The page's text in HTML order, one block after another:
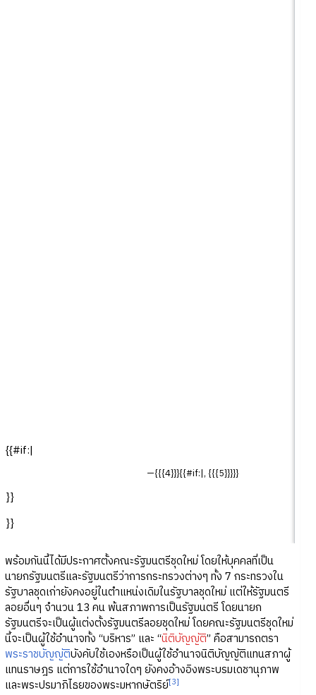
{{#if:|
—{{{4}}}{{#if:|, {{{5}}}}}
}}
}}
พร้อมกันนี้ได้มีประกาศตั้งคณะรัฐมนตรีชุดใหม่ โดยให้บุคคลที่เป็น
นายกรัฐมนตรีและรัฐมนตรีว่าการกระทรวงต่างๆ ทั้ง 7 กระทรวงใน
รัฐบาลชุดเก่ายังคงอยู่ในตำแหน่งเดิมในรัฐบาลชุดใหม่ แต่ให้รัฐมนตรี
ลอยอื่นๆ จำนวน 13 คน พ้นสภาพการเป็นรัฐมนตรี โดยนายก
รัฐมนตรีจะเป็นผู้แต่งตั้งรัฐมนตรีลอยชุดใหม่ โดยคณะรัฐมนตรีชุดใหม่
นี้จะเป็นผู้ใช้อำนาจทั้ง “บริหาร” และ “นิติบัญญัติ” คือสามารถตรา
พระราชบัญญัติบังคับใช้เองหรือเป็นผู้ใช้อำนาจนิติบัญญัติแทนสภาผู้
แทนราษฎร แต่การใช้อำนาจใดๆ ยังคงอ้างอิงพระบรมเดชานุภาพ
และพระปรมาภิไธยของพระมหากษัตริย์[3]